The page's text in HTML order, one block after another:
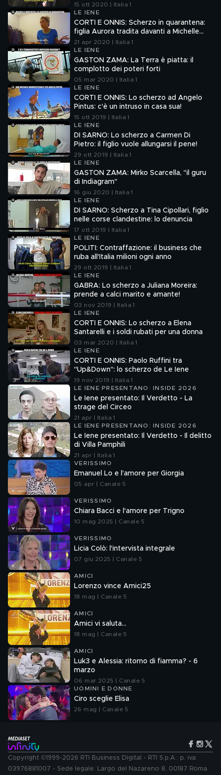
15 ott 2020 | Italia 1
LE IENE
CORTI E ONNIS: Scherzo in quarantena:
figlia Aurora tradita davanti a Michelle
Hunziker
21 apr 2020 | Italia 1
LE IENE
GASTON ZAMA: La Terra è piatta: il
complotto dei poteri forti
05 mar 2020 | Italia 1
LE IENE
CORTI E ONNIS: Lo scherzo ad Angelo
Pintus: c'è un intruso in casa sua!
15 ott 2019 | Italia 1
LE IENE
DI SARNO: Lo scherzo a Carmen Di
Pietro: il figlio vuole allungarsi il pene!
29 ott 2019 | Italia 1
LE IENE
GASTON ZAMA: Mirko Scarcella, "il guru
di Indiagram"
16 giu 2020 | Italia 1
LE IENE
DI SARNO: Scherzo a Tina Cipollari, figlio
nelle corse clandestine: lo denuncia
17 ott 2019 | Italia 1
LE IENE
POLITI: Contraffazione: il business che
ruba all'Italia milioni ogni anno
29 ott 2019 | Italia 1
LE IENE
GABRA: Lo scherzo a Juliana Moreira:
prende a calci marito e amante!
03 nov 2019 | Italia 1
LE IENE
CORTI E ONNIS: Lo scherzo a Elena
Santarelli e i soldi rubati per una donna
03 mar 2020 | Italia 1
LE IENE
CORTI E ONNIS: Paolo Ruffini tra
"Up&Down": lo scherzo de Le Iene
19 nov 2019 | Italia 1
LE IENE PRESENTANO: INSIDE 2026
Le Iene presentato: Il Verdetto - La
strage del Circeo
21 apr | Italia 1
LE IENE PRESENTANO: INSIDE 2026
Le Iene presentato: Il Verdetto - Il delitto
di Villa Pamphili
21 apr | Italia 1
VERISSIMO
Emanuel Lo e l'amore per Giorgia
05 apr | Canale 5
VERISSIMO
Chiara Bacci e l'amore per Trigno
10 mag 2025 | Canale 5
VERISSIMO
Licia Colò: l'intervista integrale
07 giu 2025 | Canale 5
AMICI
Lorenzo vince Amici25
18 mag | Canale 5
AMICI
Amici vi saluta...
18 mag | Canale 5
AMICI
Luk3 e Alessia: ritorno di fiamma? - 6
marzo
06 mar 2025 | Canale 5
UOMINI E DONNE
Ciro sceglie Elisa
26 mag | Canale 5
Copyright ©1999-2026 RTI Business Digital - RTI S.p.A.: p. iva
03976881007 - Sede legale: Largo del Nazareno 8, 00187 Roma.